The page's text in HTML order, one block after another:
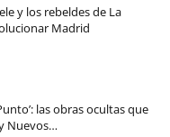
y los rebeldes de La
Madrid
las obras ocultas que
Nuevos…